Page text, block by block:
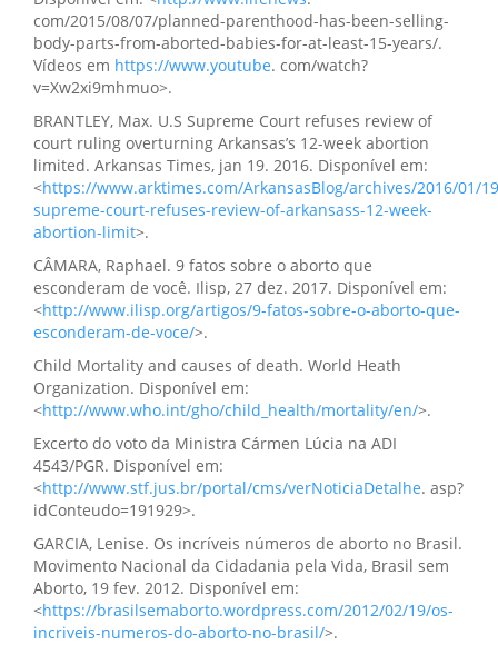
com/2015/08/07/planned-parenthood-has-been-selling-
body-parts-from-aborted-babies-for-at-least-15-years/.
Vídeos em https://www.youtube. com/watch?
v=Xw2xi9mhmuo>.
BRANTLEY, Max. U.S Supreme Court refuses review of
court ruling overturning Arkansas’s 12-week abortion
limited. Arkansas Times, jan 19. 2016. Disponível em:
<https://www.arktimes.com/ArkansasBlog/archives/2016/01/
supreme-court-refuses-review-of-arkansass-12-week-
abortion-limit>.
CÂMARA, Raphael. 9 fatos sobre o aborto que
esconderam de você. Ilisp, 27 dez. 2017. Disponível em:
<http://www.ilisp.org/artigos/9-fatos-sobre-o-aborto-que-
esconderam-de-voce/>.
Child Mortality and causes of death. World Heath
Organization. Disponível em:
<http://www.who.int/gho/child_health/mortality/en/>.
Excerto do voto da Ministra Cármen Lúcia na ADI
4543/PGR. Disponível em:
<http://www.stf.jus.br/portal/cms/verNoticiaDetalhe. asp?
idConteudo=191929>.
GARCIA, Lenise. Os incríveis números de aborto no Brasil.
Movimento Nacional da Cidadania pela Vida, Brasil sem
Aborto, 19 fev. 2012. Disponível em:
<https://brasilsemaborto.wordpress.com/2012/02/19/os-
incriveis-numeros-do-aborto-no-brasil/>.